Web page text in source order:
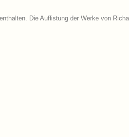
Die Auflistung der Werke von